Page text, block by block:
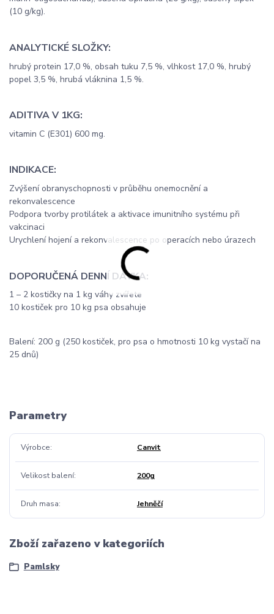
(10 g/kg).
ANALYTICKÉ SLOŽKY:
hrubý protein 17,0 %, obsah tuku 7,5 %, vlhkost 17,0 %, hrubý
popel 3,5 %, hrubá vláknina 1,5 %.
ADITIVA V 1KG:
vitamin C (E301) 600 mg.
INDIKACE:
Zvýšení obranyschopnosti v průběhu onemocnění a
rekonvalescence
Podpora tvorby protilátek a aktivace imunitního systému při
vakcinaci
Urychlení hojení a rekonvalescence po operacích nebo úrazech
DOPORUČENÁ DENNÍ DÁVKA:
1 – 2 kostičky na 1 kg váhy zvířete
10 kostiček pro 10 kg psa obsahuje
Balení: 200 g (250 kostiček, pro psa o hmotnosti 10 kg vystačí na
25 dnů)
Parametry
Výrobce Canvit
Velikost balení 200g
Druh masa Jehněčí
Zboží zařazeno v kategoriích
Pamlsky